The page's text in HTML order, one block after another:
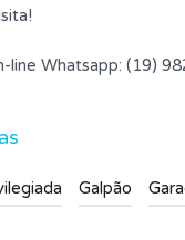
line Whatsapp: (19)
Galpão